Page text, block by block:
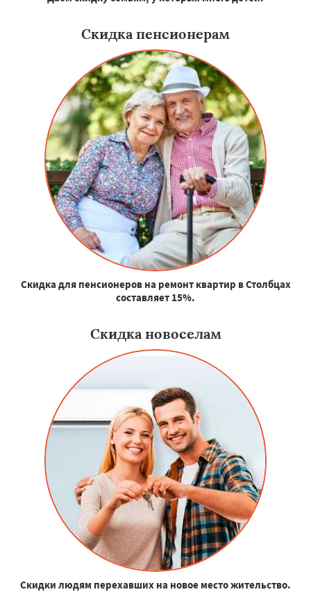
Скидка пенсионерам
Скидка для пенсионеров на ремонт квартир в Столбцах
составляет 15%.
Скидка новоселам
Скидки людям перехавших на новое место жительство.